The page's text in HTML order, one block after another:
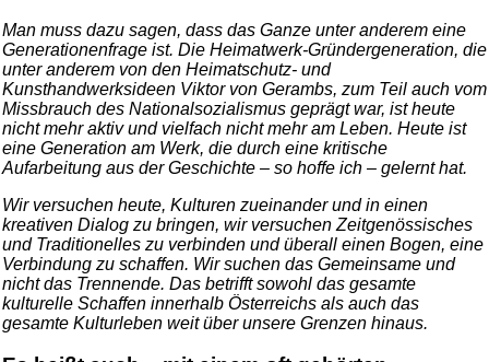
Man muss dazu sagen, dass das Ganze unter anderem eine
Generationenfrage ist. Die Heimatwerk-Gründergeneration, die
unter anderem von den Heimatschutz- und
Kunsthandwerksideen Viktor von Gerambs, zum Teil auch vom
Missbrauch des Nationalsozialismus geprägt war, ist heute
nicht mehr aktiv und vielfach nicht mehr am Leben. Heute ist
eine Generation am Werk, die durch eine kritische
Aufarbeitung aus der Geschichte – so hoffe ich – gelernt hat.
Wir versuchen heute, Kulturen zueinander und in einen
kreativen Dialog zu bringen, wir versuchen Zeitgenössisches
und Traditionelles zu verbinden und überall einen Bogen, eine
Verbindung zu schaffen. Wir suchen das Gemeinsame und
nicht das Trennende. Das betrifft sowohl das gesamte
kulturelle Schaffen innerhalb Österreichs als auch das
gesamte Kulturleben weit über unsere Grenzen hinaus.